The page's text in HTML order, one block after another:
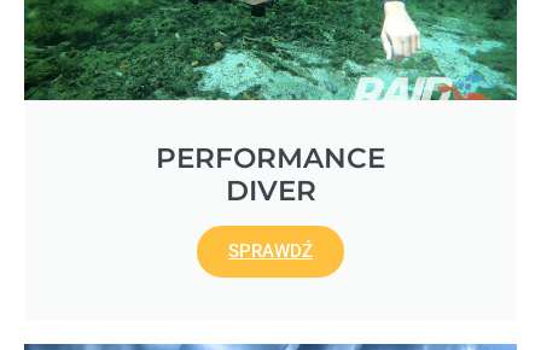
PERFORMANCE
DIVER
SPRAWDŹ